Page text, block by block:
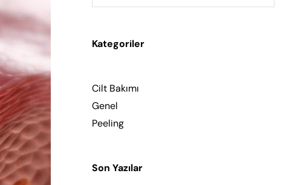
Kategoriler
Cilt Bakımı
Genel
Peeling
Son Yazılar